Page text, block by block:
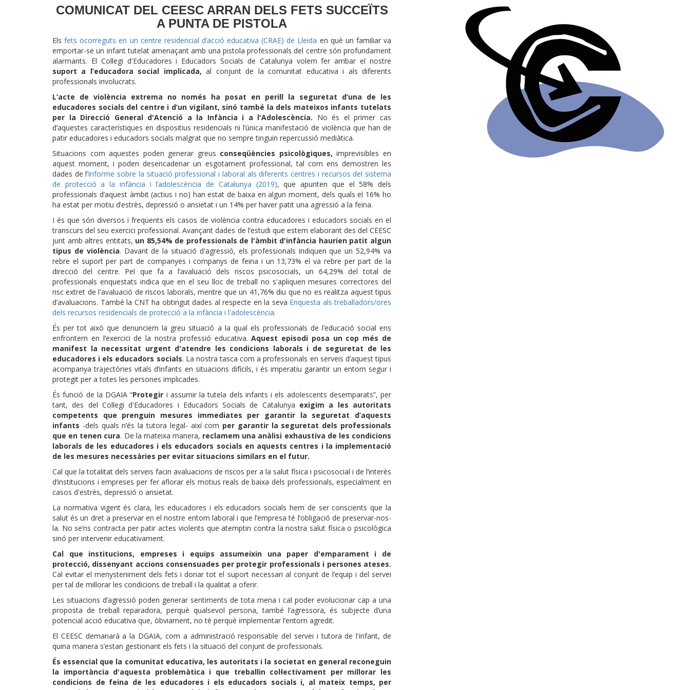
COMUNICAT DEL CEESC ARRAN DELS FETS SUCCEÏTS
A PUNTA DE PISTOLA
Elsfets ocorreguts en un centre residencial d’acció educativa (CRAE) de Lleida en què un familiar va
emportar-se un infant tutelat amenaçant amb una pistola professionals del centre són profundament
alarmants. El Col·legi d'Educadores i Educadors Socials de Catalunya volem fer arribar el nostre
suport a l’educadora social implicada, al conjunt de la comunitat educativa i als diferents
professionals involucrats.
L’acte de violència extrema no només ha posat en perill la seguretat d’una de les
educadores socials del centre i d’un vigilant, sinó també la dels mateixos infants tutelats
per la Direcció General d'Atenció a la Infància i a l'Adolescència. No és el primer cas
d’aquestes característiques en dispositius residencials ni l’única manifestació de violència que han de
patir educadores i educadors socials malgrat que no sempre tinguin repercussió mediàtica.
Situacions com aquestes poden generar greus conseqüències psicològiques, imprevisibles en
aquest moment, i poden desencadenar un esgotament professional, tal com ens demostren les
dades de l’Informe sobre la situació professional i laboral als diferents centres i recursos del sistema
de protecció a la infància i l’adolescència de Catalunya (2019), que apunten que el 58% dels
professionals d’aquest àmbit (actius i no) han estat de baixa en algun moment, dels quals el 16% ho
ha estat per motiu d’estrès, depressió o ansietat i un 14% per haver patit una agressió a la feina.
I és que són diversos i freqüents els casos de violència contra educadores i educadors socials en el
transcurs del seu exercici professional. Avançant dades de l’estudi que estem elaborant des del CEESC
junt amb altres entitats, un 85,54% de professionals de l'àmbit d'infància haurien patit algun
tipus de violència. Davant de la situació d'agressió, els professionals indiquen que un 52,94% va
rebre el suport per part de companyes i companys de feina i un 13,73% el va rebre per part de la
direcció del centre. Pel que fa a l’avaluació dels riscos psicosocials, un 64,29% del total de
professionals enquestats indica que en el seu lloc de treball no s'apliquen mesures correctores del
risc extret de l'avaluació de riscos laborals, mentre que un 41,76% diu que no es realitza aquest tipus
d’avaluacions. També la CNT ha obtingut dades al respecte en la seva Enquesta als treballadors/ores
dels recursos residencials de protecció a la infància i l'adolescència.
És per tot això que denunciem la greu situació a la qual els professionals de l’educació social ens
enfrontem en l’exercici de la nostra professió educativa.Aquest episodi posa un cop més de
manifest la necessitat urgent d'atendre les condicions laborals i de seguretat de les
educadores i els educadors socials. La nostra tasca com a professionals en serveis d’aquest tipus
acompanya trajectòries vitals d’infants en situacions difícils, i és imperatiu garantir un entorn segur i
protegit per a totes les persones implicades.
És funció de la DGAIA “Protegir i assumir la tutela dels infants i els adolescents desemparats”, per
tant, des del Col·legi d'Educadores i Educadors Socials de Catalunya exigim a les autoritats
competents que prenguin mesures immediates per garantir la seguretat d’aquests
infants -dels quals n’és la tutora legal- així com per garantir la seguretat dels professionals
que en tenen cura. De la mateixa manera, reclamem una anàlisi exhaustiva de les condicions
laborals de les educadores i els educadors socials en aquests centres i la implementació
de les mesures necessàries per evitar situacions similars en el futur.
Cal que la totalitat dels serveis facin avaluacions de riscos per a la salut física i psicosocial i de l’interès
d’institucions i empreses per fer aflorar els motius reals de baixa dels professionals, especialment en
casos d'estrès, depressió o ansietat.
La normativa vigent és clara, les educadores i els educadors socials hem de ser conscients que la
salut és un dret a preservar en el nostre entorn laboral i que l’empresa té l’obligació de preservar-nos-
la. No se’ns contracta per patir actes violents que atemptin contra la nostra salut física o psicològica
sinó per intervenir educativament.
Cal que institucions, empreses i equips assumeixin una paper d'emparament i de
protecció, dissenyant accions consensuades per protegir professionals i persones ateses.
Cal evitar el menysteniment dels fets i donar tot el suport necessari al conjunt de l’equip i del servei
per tal de millorar les condicions de treball i la qualitat a oferir.
Les situacions d’agressió poden generar sentiments de tota mena i cal poder evolucionar cap a una
proposta de treball reparadora, perquè qualsevol persona, també l’agressora, és subjecte d’una
potencial acció educativa que, òbviament, no té perquè implementar l’entorn agredit.
El CEESC demanarà a la DGAIA, com a administració responsable del servei i tutora de l'infant, de
quina manera s’estan gestionant els fets i la situació del conjunt de professionals.
És essencial que la comunitat educativa, les autoritats i la societat en general reconeguin
la importància d'aquesta problemàtica i que treballin col·lectivament per millorar les
condicions de feina de les educadores i els educadors socials i, al mateix temps, per